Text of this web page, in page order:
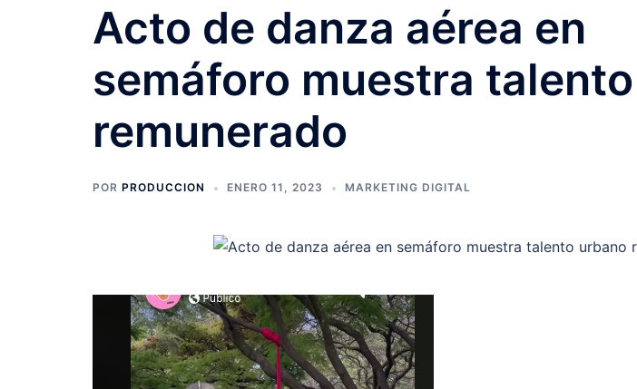
Acto de danza aérea en
semáforo muestra
remunerado
POR PRODUCCION ENERO 11, 2023 MARKETING DIGITAL